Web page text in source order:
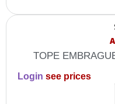
TOPE
Login see prices